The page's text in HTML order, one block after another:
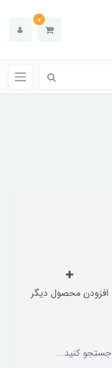
0
افزودن محصول دیگر